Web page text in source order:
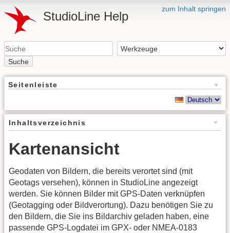
zum Inhalt springen
StudioLine Help
Suche
Seitenleiste
Inhaltsverzeichnis
Kartenansicht
Geodaten von Bildern, die bereits verortet sind (mit
Geotags versehen), können in StudioLine angezeigt
werden. Sie können Bilder mit GPS-Daten verknüpfen
(Geotagging oder Bildverortung). Dazu benötigen Sie zu
den Bildern, die Sie ins Bildarchiv geladen haben, eine
passende GPS-Logdatei im GPX- oder NMEA-0183